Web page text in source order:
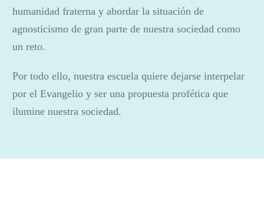
humanidad fraterna y abordar la situación de
agnosticismo de gran parte de nuestra sociedad como
un reto.
Por todo ello, nuestra escuela quiere dejarse interpelar
por el Evangelio y ser una propuesta profética que
ilumine nuestra sociedad.